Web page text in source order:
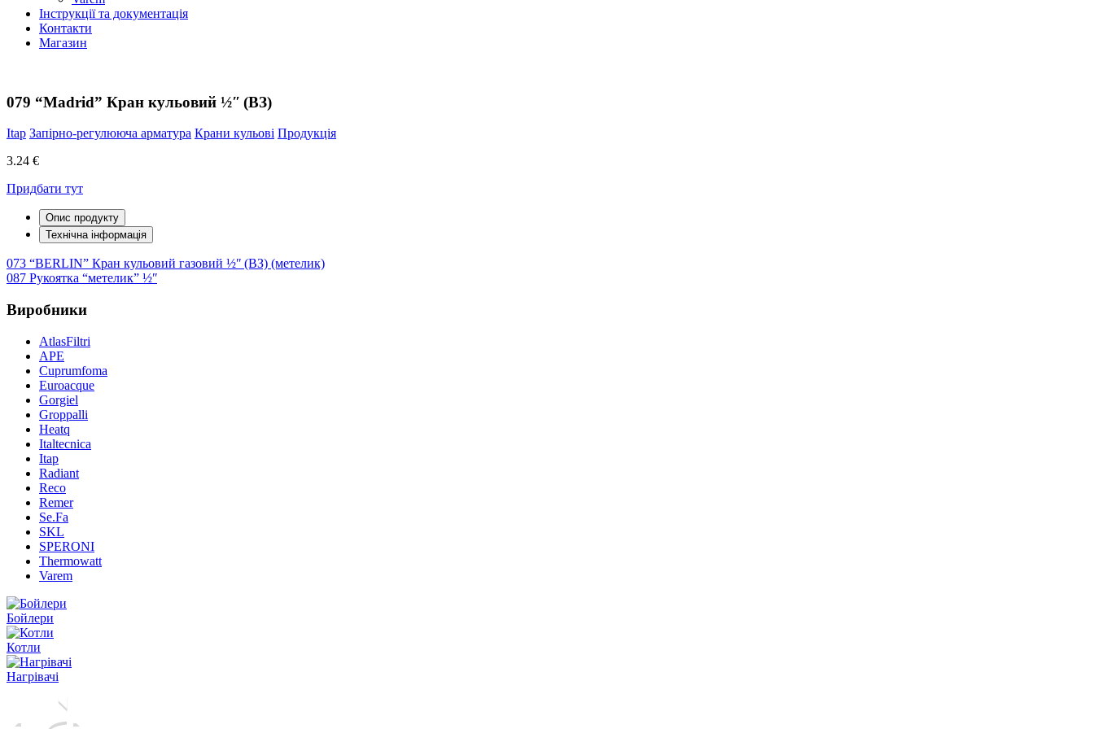
Інструкції та документація
Контакти
Магазин
079 “Madrid” Кран кульовий ½ʺ (ВЗ)
Itap Запірно-регулююча арматура Крани кульові Продукція
3.24 €
Придбати тут
Опис продукту
Технічна інформація
Навігація
записів
073 “BERLIN” Кран кульовий газовий ½ʺ (ВЗ) (метелик)
087 Рукоятка “метелик” ½ʺ
Виробники
AtlasFiltri
APE
Cuprumfoma
Euroacque
Gorgiel
Groppalli
Heatq
Italtecnica
Itap
Radiant
Reco
Remer
Se.Fa
SKL
SPERONI
Thermowatt
Varem
Бойлери
Котли
Нагрівачі